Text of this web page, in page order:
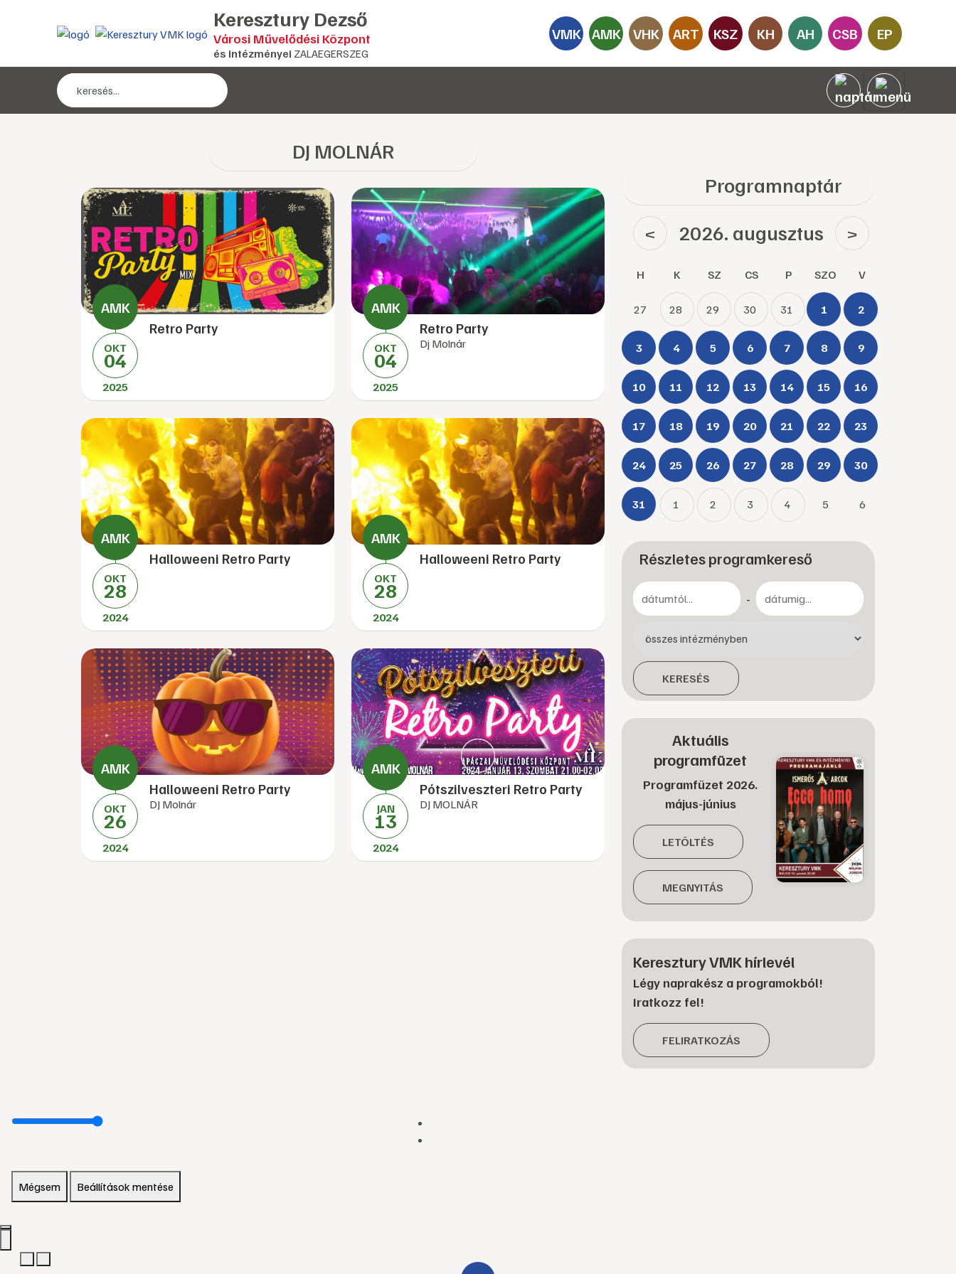
Keresztury Dezső
Városi Művelődési Központ
és intézményei ZALAEGERSZEG
VMK AMK VHK ART KSZ KH AH CSB EP
DJ MOLNÁR
OKT
04
2025
Retro Party
OKT
04
2025
Retro Party
Dj Molnár
OKT
28
2024
Halloweeni Retro Party
OKT
28
2024
Halloweeni Retro Party
OKT
26
2024
Halloweeni Retro Party
DJ Molnár JAN
13
2024
Pótszilveszteri Retro Party
DJ MOLNÁR
Programnaptár
< 2026. augusztus >
H K SZ CS P SZO V
27 28 29 30 31 1 2
3 4 5 6 7 8 9
10 11 12 13 14 15 16
17 18 19 20 21 22 23
24 25 26 27 28 29 30
31 1 2 3 4 5 6
Részletes programkereső
-
KERESÉS
Aktuális
programfüzet
Programfüzet 2026.
május-június
LETÖLTÉS
MEGNYITÁS
Keresztury VMK hírlevél
Légy naprakész a programokból!
Iratkozz fel!
FELIRATKOZÁS
Mégsem Beállítások mentése